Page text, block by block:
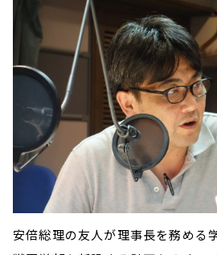
安倍総理の友人が理事長を務める